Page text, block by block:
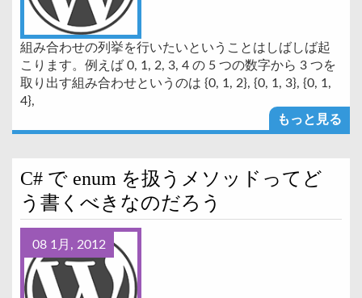
組み合わせの列挙を行いたいということはしばしば起
こります。例えば 0, 1, 2, 3, 4 の 5 つの数字から 3 つを
取り出す組み合わせというのは {0, 1, 2}, {0, 1, 3}, {0, 1,
4},
もっと見る
C# で enum を扱うメソッドってど
う書くべきなのだろう
08 1月, 2012